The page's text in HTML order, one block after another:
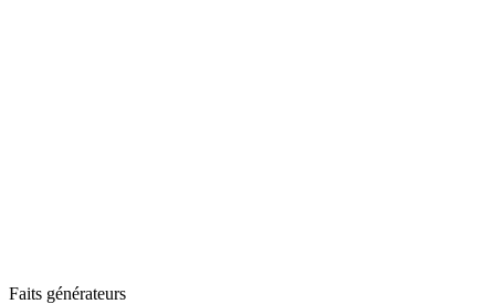
Faits générateurs